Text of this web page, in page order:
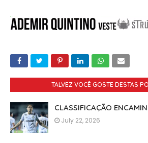
TALVEZ VOCÊ GOSTE DESTAS
CLASSIFICAÇÃO
July 22, 2026